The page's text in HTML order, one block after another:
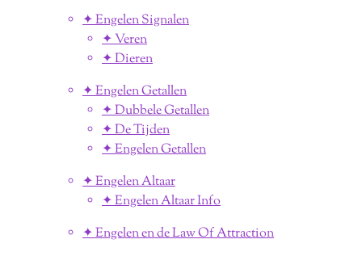
✦ Engelen Signalen
✦ Veren
✦ Dieren
✦ Engelen Getallen
✦ Dubbele Getallen
✦ De Tijden
✦ Engelen Getallen
✦ Engelen Altaar
✦ Engelen Altaar Info
✦ Engelen en de Law Of Attraction